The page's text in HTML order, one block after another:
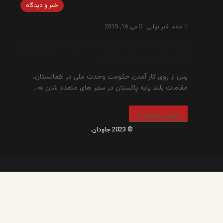
خبر و دیدگاه
غلام اکبر نوابی می 16, 2015
پس از روی کار آمدن حکومت وحدت ملی در افغانستان،
مقامات بلند پایه پاکستان در سفر های متعدد شان به…
بیشتر بخوانید »
© 2023 جاودان.